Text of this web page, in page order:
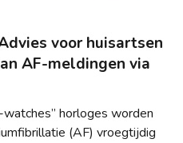
voor huisartsen
AF-meldingen via
horloges worden
(AF) vroegtijdig